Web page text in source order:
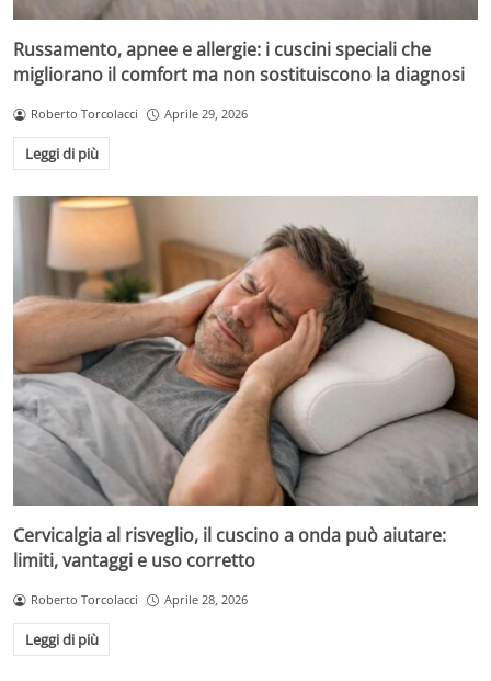
Russamento, apnee e allergie: i cuscini speciali che
migliorano il comfort ma non sostituiscono la diagnosi
Roberto Torcolacci Aprile 29, 2026
Leggi di più
Cervicalgia al risveglio, il cuscino a onda può aiutare:
limiti, vantaggi e uso corretto
Roberto Torcolacci Aprile 28, 2026
Leggi di più